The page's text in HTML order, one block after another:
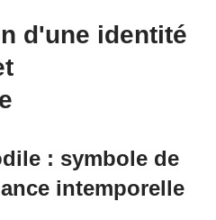
d'une identité
: symbole de
intemporelle